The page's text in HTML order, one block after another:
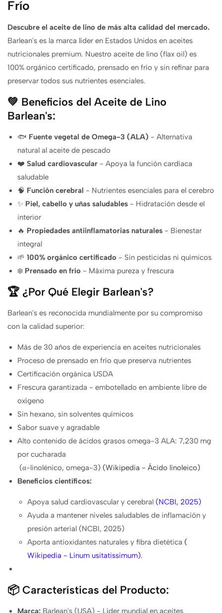
Frío
Descubre el aceite de lino de más alta calidad del mercado.
Barlean's es la marca líder en Estados Unidos en aceites
nutricionales premium. Nuestro aceite de lino (flax oil) es
100% orgánico certificado, prensado en frío y sin refinar para
preservar todos sus nutrientes esenciales.
💚 Beneficios del Aceite de Lino
Barlean's:
🐟 Fuente vegetal de Omega-3 (ALA) - Alternativa
natural al aceite de pescado
❤️ Salud cardiovascular - Apoya la función cardíaca
saludable
🧠 Función cerebral - Nutrientes esenciales para el cerebro
✨ Piel, cabello y uñas saludables - Hidratación desde el
interior
🔥 Propiedades antiinflamatorias naturales - Bienestar
integral
🌱 100% orgánico certificado - Sin pesticidas ni químicos
❄️ Prensado en frío - Máxima pureza y frescura
🏆 ¿Por Qué Elegir Barlean's?
Barlean's es reconocida mundialmente por su compromiso
con la calidad superior:
Más de 30 años de experiencia en aceites nutricionales
Proceso de prensado en frío que preserva nutrientes
Certificación orgánica USDA
Frescura garantizada - embotellado en ambiente libre de
oxígeno
Sin hexano, sin solventes químicos
Sabor suave y agradable
Alto contenido de ácidos grasos omega-3 ALA: 7,230 mg
por cucharada
(α-linolénico, omega-3) (Wikipedia - Ácido linoleico)
Beneficios científicos:
Apoya salud cardiovascular y cerebral (NCBI, 2025)
Ayuda a mantener niveles saludables de inflamación y
presión arterial (NCBI, 2025)
Aporta antioxidantes naturales y fibra dietética (
Wikipedia - Linum usitatissimum).
📦 Características del Producto:
Marca: Barlean's (USA) - Líder mundial en aceites